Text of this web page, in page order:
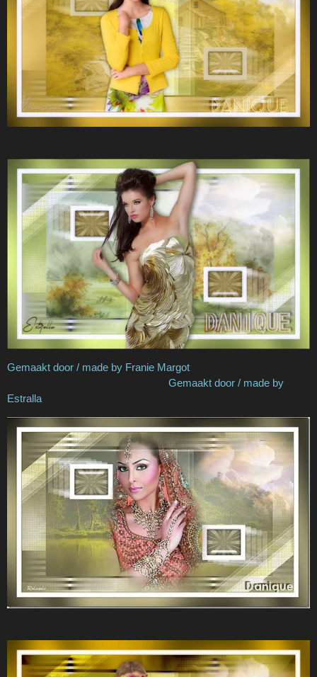
Gemaakt door / made by Franie Margot
Gemaakt door / made by
Estralla